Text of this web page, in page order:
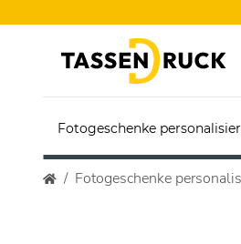
Fotogeschenke
Fotogeschenke